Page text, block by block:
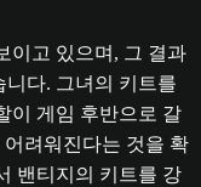
이고 있으며, 그 결과
다. 그녀의 키트를
이 게임 후반으로 갈
려워진다는 것을 확
밴티지의 키트를 강